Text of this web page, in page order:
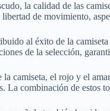
la calidad de las
de movimiento,
al éxito de la
de la selección,
la camiseta, el rojo y el
La combinación de estos